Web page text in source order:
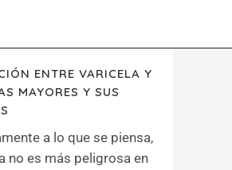
ENTRE VARICELA Y
MAYORES Y SUS
a lo que se piensa,
no es más peligrosa en